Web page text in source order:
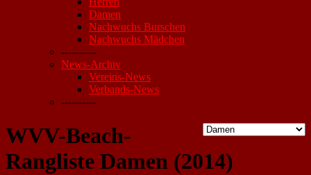
Damen
Nachwuchs Burschen
Nachwuchs Mädchen
----------
News-Archiv
Vereins-News
Verbands-News
----------
WVV-Beach-
Rangliste Damen (2014)